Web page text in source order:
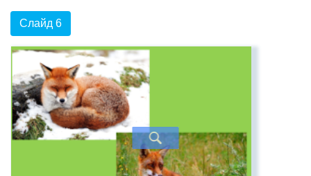
Слайд 6